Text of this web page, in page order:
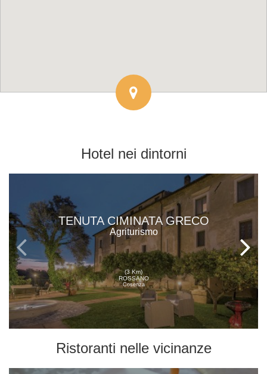
Hotel nei dintorni
TENUTA CIMINATA GRECO
Agriturismo
(3 Km)
ROSSANO
Cosenza
Ristoranti nelle vicinanze